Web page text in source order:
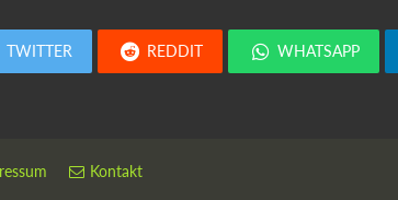
TWITTER REDDIT WHATSAPP
Kontakt